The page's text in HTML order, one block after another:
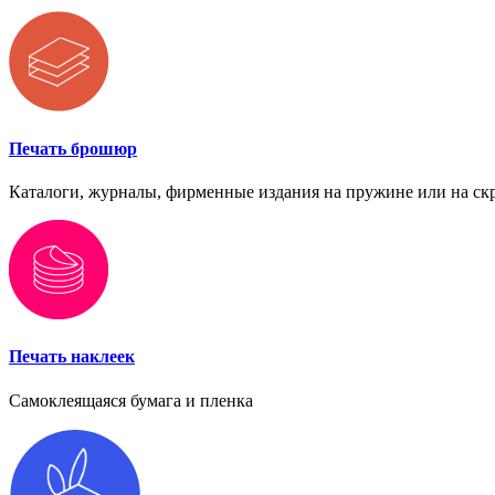
Печать брошюр
Каталоги, журналы, фирменные издания на пружине или на
Печать наклеек
Самоклеящаяся бумага и пленка